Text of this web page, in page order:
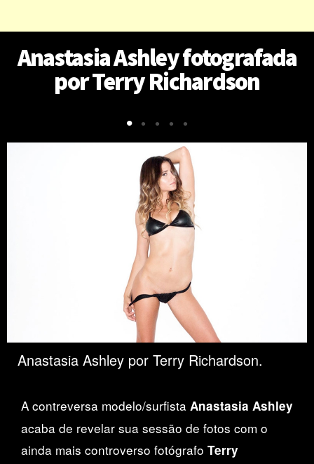
Anastasia Ashley fotografada
por Terry Richardson
• • • • •
Anastasia Ashley por Terry Richardson.
A contreversa modelo/surfista Anastasia Ashley
acaba de revelar sua sessão de fotos com o
ainda mais controverso fotógrafo Terry